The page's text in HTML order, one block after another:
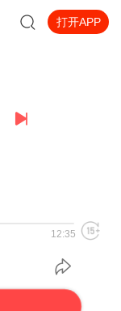
打开APP
12:35